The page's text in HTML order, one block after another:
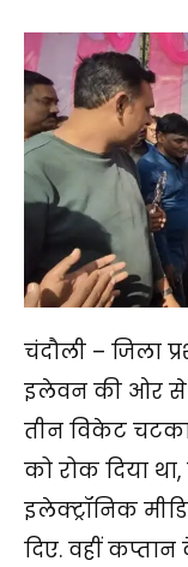
चंदौली – जिला
इलेवन की ओर
तीन विकेट
को रोक दिया
इलेक्ट्रॉनिक
दिए. वहीं